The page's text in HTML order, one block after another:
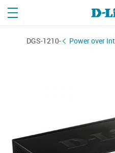
Power over
DGS-1210-